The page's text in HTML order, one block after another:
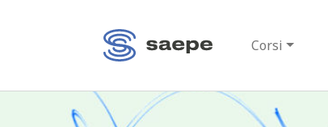
Corsi